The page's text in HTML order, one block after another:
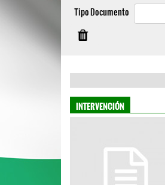
Tipo Documento
INTERVENCIÓN